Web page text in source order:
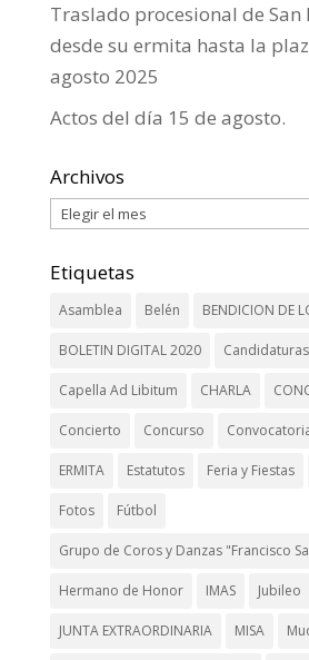
Traslado procesional de San
desde su ermita hasta la
agosto 2025
Actos del día 15 de agosto.
Archivos
Archivos
Etiquetas
Asamblea Belén BENDICION DE
BOLETIN DIGITAL 2020 Candidaturas
Capella Ad Libitum CHARLA
Concierto Concurso
ERMITA Estatutos Feria y Fiestas
Fotos Fútbol
Grupo de Coros y Danzas "Francisco
Hermano de Honor IMAS Jubileo
JUNTA EXTRAORDINARIA MISA